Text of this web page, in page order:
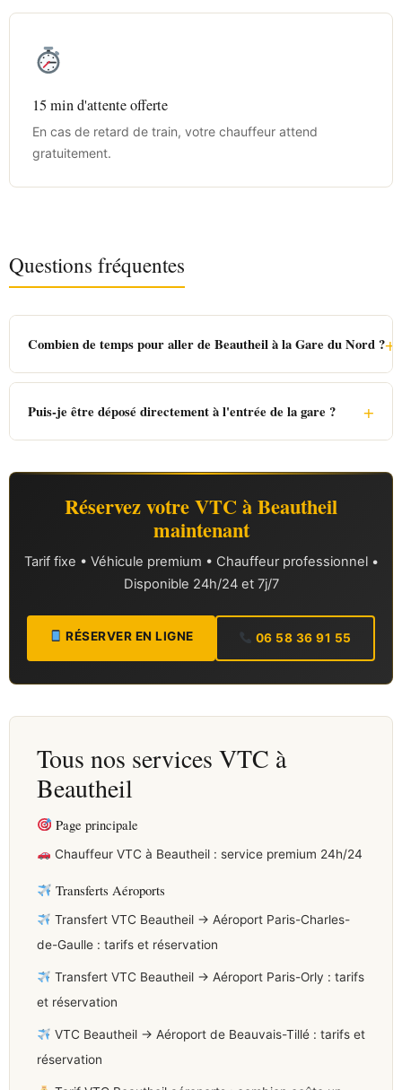
15 min d'attente offerte
En cas de retard de train, votre chauffeur attend
gratuitement.
Questions fréquentes
Combien de temps pour aller de Beautheil à la Gare du Nord ?+
Puis-je être déposé directement à l'entrée de la gare ? +
Réservez votre VTC à Beautheil
maintenant
Tarif fixe • Véhicule premium • Chauffeur professionnel •
Disponible 24h/24 et 7j/7
RÉSERVER EN LIGNE 06 58 36 91 55
Tous nos services VTC à
Beautheil
Page principale
Chauffeur VTC à Beautheil : service premium 24h/24
Transferts Aéroports
Transfert VTC Beautheil → Aéroport Paris-Charles-
de-Gaulle : tarifs et réservation
Transfert VTC Beautheil → Aéroport Paris-Orly : tarifs
et réservation
VTC Beautheil → Aéroport de Beauvais-Tillé : tarifs et
réservation